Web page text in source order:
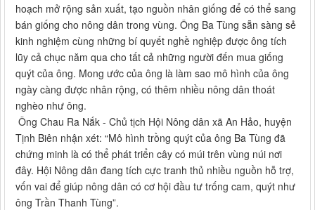
hoạch mở rộng sản xuất, tạo nguồn nhân giống để có thể sang
bán giống cho nông dân trong vùng. Ông Ba Tùng sẵn sàng sẻ
kinh nghiệm cùng những bí quyết nghề nghiệp được ông tích
lũy cả chục năm qua cho tất cả những người đến mua giống
quýt của ông. Mong ước của ông là làm sao mô hình của ông
ngày càng được nhân rộng, có thêm nhiều nông dân thoát
nghèo như ông.
Ông Chau Ra Nắk - Chủ tịch Hội Nông dân xã An Hảo, huyện
Tịnh Biên nhận xét: “Mô hình trồng quýt của ông Ba Tùng đã
chứng minh là có thể phát triển cây có múi trên vùng núi nơi
đây. Hội Nông dân đang tích cực tranh thủ nhiều nguồn hỗ trợ,
vốn vai để giúp nông dân có cơ hội đầu tư trống cam, quýt như
ông Trần Thanh Tùng”.